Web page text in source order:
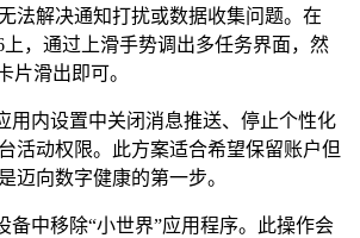
法解决通知打扰或数据收集问题。在
上，通过上滑手势调出多任务界面，然
片滑出即可。
用内设置中关闭消息推送、停止个性化
活动权限。此方案适合希望保留账户但
迈向数字健康的第一步。
备中移除“小世界”应用程序。此操作会